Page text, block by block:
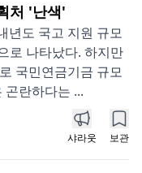
처 '난색'
년도 국고 지원 규모
로 나타났다. 하지만
국민연금기금 규모
곤란하다는 ...
샤라웃 보관